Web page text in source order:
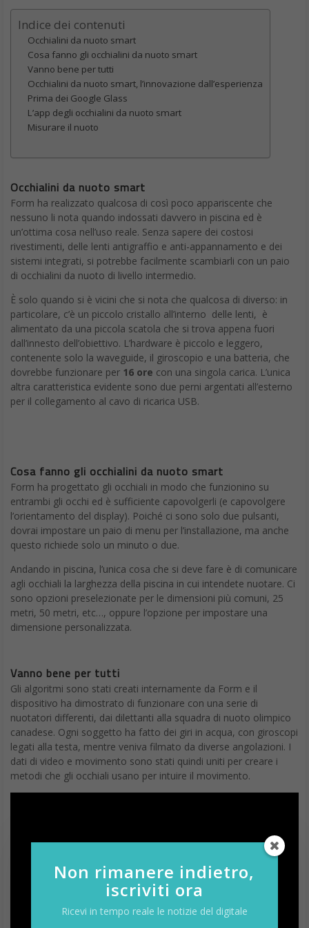
Indice dei contenuti
Occhialini da nuoto smart
Cosa fanno gli occhialini da nuoto smart
Vanno bene per tutti
Occhialini da nuoto smart, l’innovazione dall’esperienza
Prima dei Google Glass
L’app degli occhialini da nuoto smart
Misurare il nuoto
Occhialini da nuoto smart
Form ha realizzato qualcosa di così poco appariscente che
nessuno li nota quando indossati davvero in piscina ed è
un’ottima cosa nell’uso reale. Senza sapere dei costosi
rivestimenti, delle lenti antigraffio e anti-appannamento e dei
sistemi integrati, si potrebbe facilmente scambiarli con un paio
di occhialini da nuoto di livello intermedio.
È solo quando si è vicini che si nota che qualcosa di diverso: in
particolare, c’è un piccolo cristallo all’interno delle lenti, è
alimentato da una piccola scatola che si trova appena fuori
dall’innesto dell’obiettivo. L’hardware è piccolo e leggero,
contenente solo la waveguide, il giroscopio e una batteria, che
dovrebbe funzionare per 16 ore con una singola carica. L’unica
altra caratteristica evidente sono due perni argentati all’esterno
per il collegamento al cavo di ricarica USB.
Cosa fanno gli occhialini da nuoto smart
Form ha progettato gli occhiali in modo che funzionino su
entrambi gli occhi ed è sufficiente capovolgerli (e capovolgere
l’orientamento del display). Poiché ci sono solo due pulsanti,
dovrai impostare un paio di menu per l’installazione, ma anche
questo richiede solo un minuto o due.
Andando in piscina, l’unica cosa che si deve fare è di comunicare
agli occhiali la larghezza della piscina in cui intendete nuotare. Ci
sono opzioni preselezionate per le dimensioni più comuni, 25
metri, 50 metri, etc…, oppure l’opzione per impostare una
dimensione personalizzata.
Vanno bene per tutti
Gli algoritmi sono stati creati internamente da Form e il
dispositivo ha dimostrato di funzionare con una serie di
nuotatori differenti, dai dilettanti alla squadra di nuoto olimpico
canadese. Ogni soggetto ha fatto dei giri in acqua, con giroscopi
legati alla testa, mentre veniva filmato da diverse angolazioni. I
dati di video e movimento sono stati quindi uniti per creare i
metodi che gli occhiali usano per intuire il movimento.
Non rimanere indietro,
iscriviti ora
Ricevi in tempo reale le notizie del digitale